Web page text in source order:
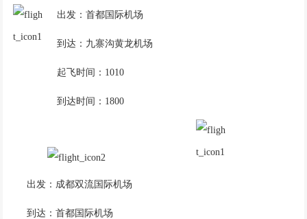
出发：首都国际机场
到达：九寨沟黄龙机场
起飞时间：1010
到达时间：1800
出发：成都双流国际机场
到达：首都国际机场